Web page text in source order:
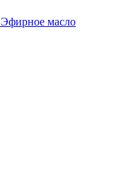
Эфирное масло